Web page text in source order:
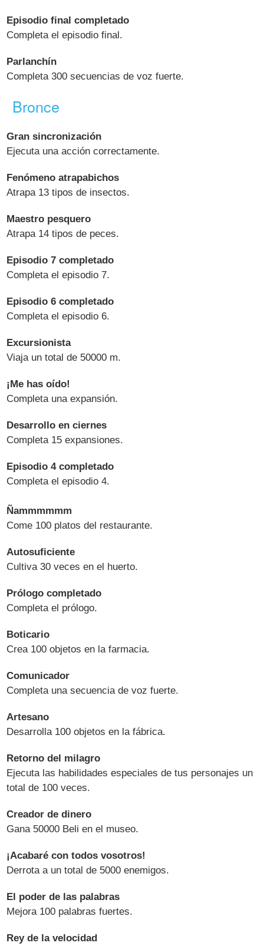
Episodio final completado
Completa el episodio final.
Parlanchín
Completa 300 secuencias de voz fuerte.
Bronce
Gran sincronización
Ejecuta una acción correctamente.
Fenómeno atrapabichos
Atrapa 13 tipos de insectos.
Maestro pesquero
Atrapa 14 tipos de peces.
Episodio 7 completado
Completa el episodio 7.
Episodio 6 completado
Completa el episodio 6.
Excursionista
Viaja un total de 50000 m.
¡Me has oído!
Completa una expansión.
Desarrollo en ciernes
Completa 15 expansiones.
Episodio 4 completado
Completa el episodio 4.
Ñammmmmm
Come 100 platos del restaurante.
Autosuficiente
Cultiva 30 veces en el huerto.
Prólogo completado
Completa el prólogo.
Boticario
Crea 100 objetos en la farmacia.
Comunicador
Completa una secuencia de voz fuerte.
Artesano
Desarrolla 100 objetos en la fábrica.
Retorno del milagro
Ejecuta las habilidades especiales de tus personajes un
total de 100 veces.
Creador de dinero
Gana 50000 Beli en el museo.
¡Acabaré con todos vosotros!
Derrota a un total de 5000 enemigos.
El poder de las palabras
Mejora 100 palabras fuertes.
Rey de la velocidad